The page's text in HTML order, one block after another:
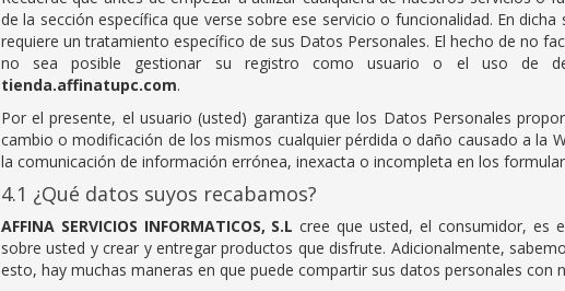
de la sección específica que verse sobre ese servicio o funcionalidad. En
requiere un tratamiento específico de sus Datos Personales. El hecho de no
no sea posible gestionar su registro como usuario o el uso de
tienda.affinatupc.com.
Por el presente, el usuario (usted) garantiza que los Datos Personales
cambio o modificación de los mismos cualquier pérdida o daño causado a la
la comunicación de información errónea, inexacta o incompleta en los
4.1 ¿Qué datos suyos recabamos?
AFFINA SERVICIOS INFORMATICOS, S.L cree que usted, el consumidor, es
sobre usted y crear y entregar productos que disfrute. Adicionalmente,
esto, hay muchas maneras en que puede compartir sus datos personales con